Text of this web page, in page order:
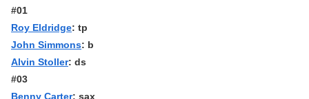
#01
Roy Eldridge: tp
John Simmons: b
Alvin Stoller: ds
#03
Benny Carter: sax